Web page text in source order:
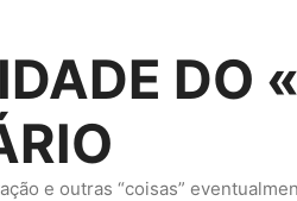
DO
e outras “coisas”